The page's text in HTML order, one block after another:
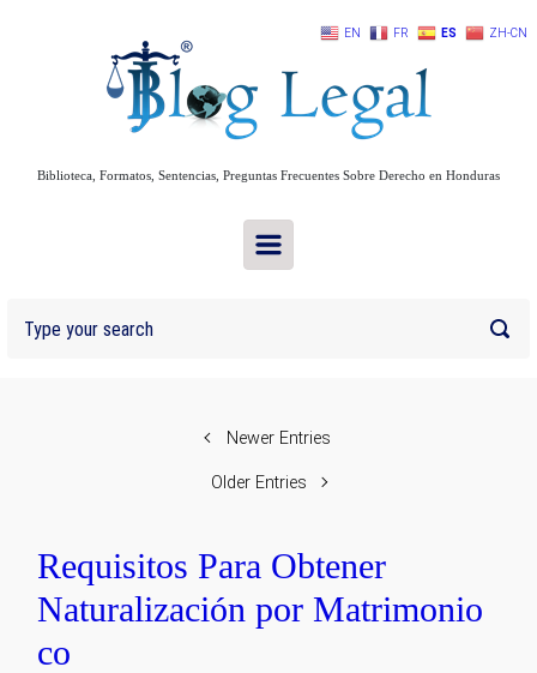
Biblioteca, Formatos, Sentencias, Preguntas Frecuentes Sobre Derecho en Honduras
Newer Entries
Older Entries
Requisitos Para Obtener
Naturalización por Matrimonio
co
EN FR ES ZH-CN